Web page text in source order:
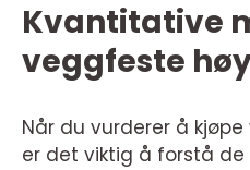
Kvantitative
veggfeste
Når du vurderer å
er det viktig å forstå